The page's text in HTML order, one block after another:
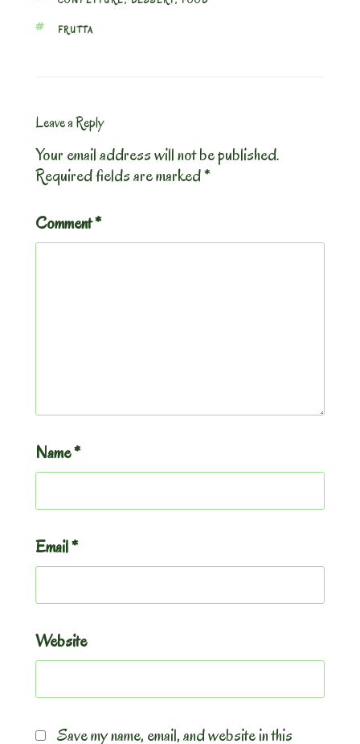
TAGS
FRUTTA
Leave a Reply
Your email address will not be published.
Required fields are marked*
Comment*
Name*
Email*
Website
Save my name, email, and website in this